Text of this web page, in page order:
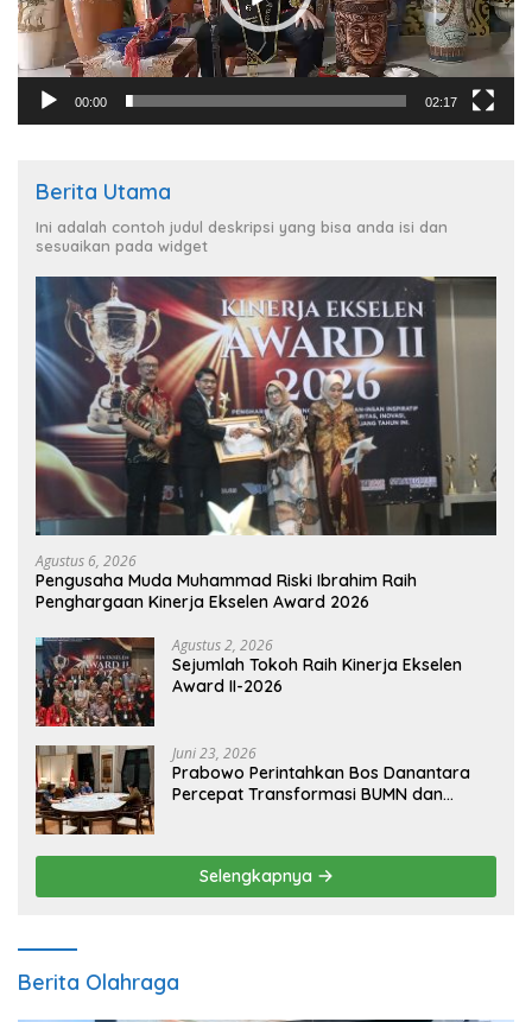
00:00 02:17
Berita Utama
Ini adalah contoh judul deskripsi yang bisa anda isi dan
sesuaikan pada widget
Agustus 6, 2026
Pengusaha Muda Muhammad Riski Ibrahim Raih
Penghargaan Kinerja Ekselen Award 2026
Agustus 2, 2026
Sejumlah Tokoh Raih Kinerja Ekselen
Award II-2026
Juni 23, 2026
Prabowo Perintahkan Bos Danantara
Percepat Transformasi BUMN dan
Selengkapnya
Berita Olahraga